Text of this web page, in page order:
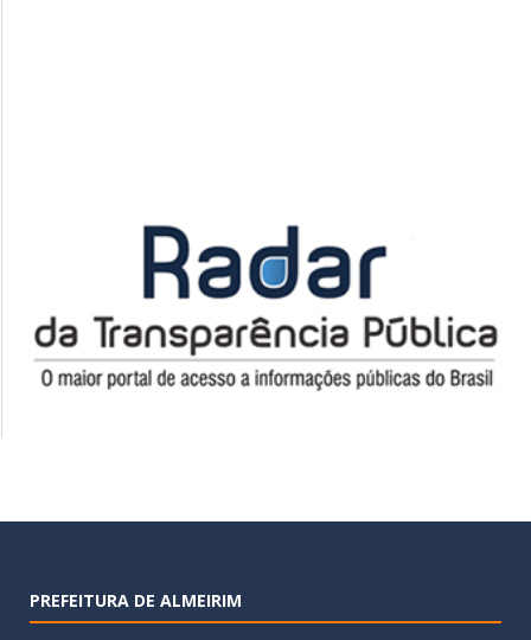
PREFEITURA DE ALMEIRIM